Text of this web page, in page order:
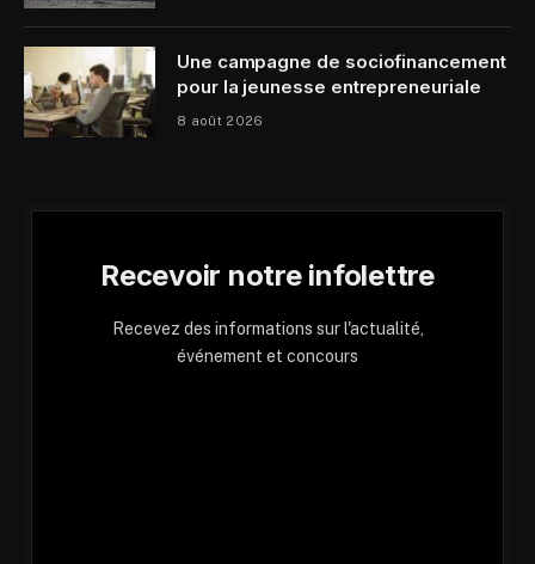
Une campagne de sociofinancement
pour la jeunesse entrepreneuriale
8 août 2026
Recevoir notre infolettre
Recevez des informations sur l'actualité,
événement et concours